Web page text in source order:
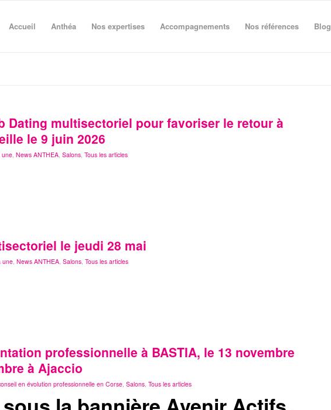
Accueil Anthéa Nos expertises Accompagnements Nos références Blog
Dating multisectoriel pour favoriser le retour à
le 9 juin 2026
une, News ANTHEA, Salons, Tous les articles
le jeudi 28 mai
une, News ANTHEA, Salons, Tous les articles
professionnelle à BASTIA, le 13 novembre
à Ajaccio
en évolution professionnelle en Corse, Salons, Tous les articles